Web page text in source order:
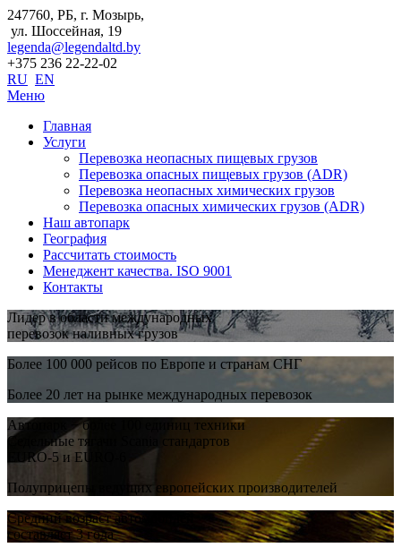
247760, РБ, г. Мозырь,
ул. Шоссейная, 19
legenda@legendaltd.by
+375 236 22-22-02
RU EN
Меню
Главная
Услуги
Перевозка неопасных пищевых грузов
Перевозка опасных пищевых грузов (ADR)
Перевозка неопасных химических грузов
Перевозка опасных химических грузов (ADR)
Наш автопарк
География
Рассчитать стоимость
Менеджент качества. ISO 9001
Контакты
Лидер в области международных
перевозок наливных грузов
Более 100 000 рейсов по Европе и странам СНГ
Более 20 лет на рынке международных перевозок
Автопарк − более 100 единиц техники
Седельные тягачи Scania стандартов
EURO-5 и EURO-6
Полуприцепы ведущих европейских производителей
Средний возраст автомобилей
составляет 3 года